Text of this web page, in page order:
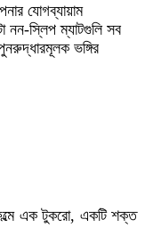
যোগব্যায়াম
নন-স্লিপ ম্যাটগুলি সব
ভঙ্গির
এক টুকরো, একটি শক্ত